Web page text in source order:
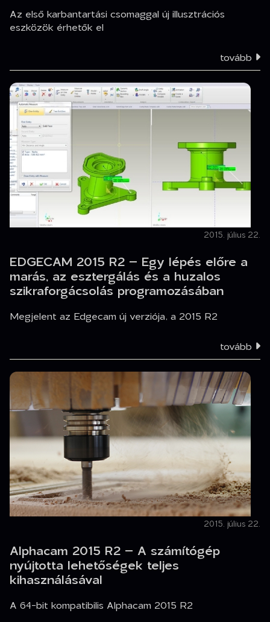
Az első karbantartási csomaggal új illusztrációs
eszközök érhetők el
tovább
2015. július 22.
EDGECAM 2015 R2 – Egy lépés előre a
marás, az esztergálás és a huzalos
szikraforgácsolás programozásában
Megjelent az Edgecam új verziója, a 2015 R2
tovább
2015. július 22.
Alphacam 2015 R2 – A számítógép
nyújtotta lehetőségek teljes
kihasználásával
A 64-bit kompatibilis Alphacam 2015 R2